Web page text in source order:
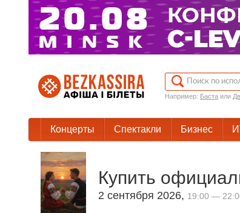
Например: Бастаили
Концерты Спектакли Бизнес
Купить
2 сентября 2026, 19:00 —